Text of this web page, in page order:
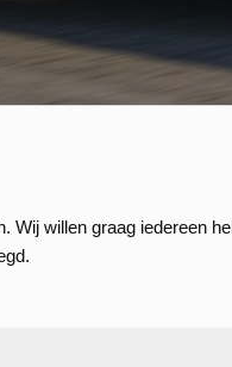
Wij willen graag iedereen